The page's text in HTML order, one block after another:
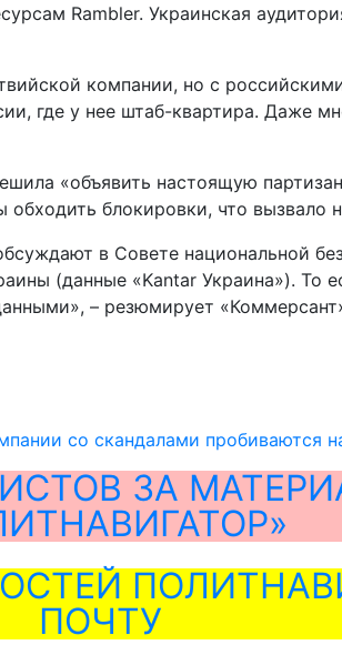
Rambler. Украинская
компании, но с
где у нее штаб-квартира. Даже
«объявить настоящую
блокировки, что вызвало
в Совете национальной
(данные «Kantar Украина»).
– резюмирует
со скандалами пробиваются
ЗА
ПОЧТУ